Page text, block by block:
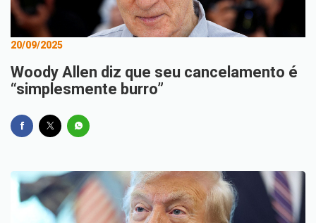
20/09/2025
Woody Allen diz que seu cancelamento é
“simplesmente burro”